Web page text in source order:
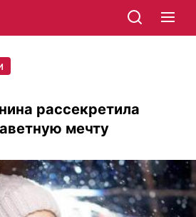
рассекретила
мечту